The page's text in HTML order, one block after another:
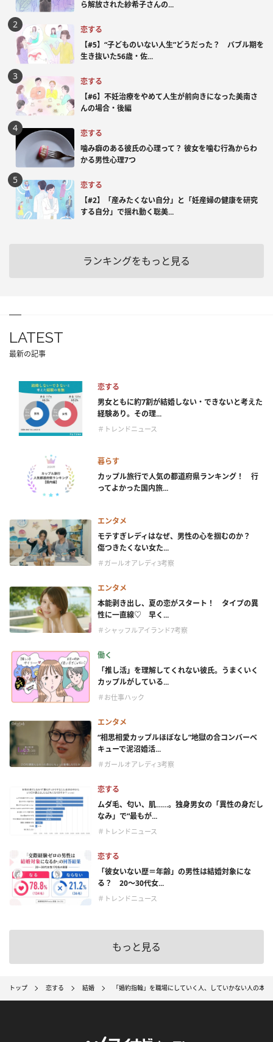
ら解放された紗希子さんの...
恋する
【#5】“子どものいない人生”どうだった？ バブル期を
生き抜いた56歳・佐...
恋する
【#6】不妊治療をやめて人生が前向きになった美南さ
んの場合・後編
恋する
噛み癖のある彼氏の心理って？ 彼女を噛む行為からわ
かる男性心理7つ
恋する
【#2】「産みたくない自分」と「妊産婦の健康を研究
する自分」で揺れ動く聡美...
ランキングをもっと見る
LATEST
最新の記事
恋する
男女ともに約7割が結婚しない・できないと考えた
経験あり。その理...
＃トレンドニュース
暮らす
カップル旅行で人気の都道府県ランキング！ 行
ってよかった国内旅...
エンタメ
モテすぎレディはなぜ、男性の心を掴むのか？
傷つきたくない女た...
＃ガールオアレディ3考察
エンタメ
本能剥き出し、夏の恋がスタート！ タイプの異
性に一直線♡ 早く...
＃シャッフルアイランド7考察
働く
「推し活」を理解してくれない彼氏。うまくいく
カップルがしている...
＃お仕事ハック
エンタメ
“相思相愛カップルほぼなし”地獄の合コンバーベ
キューで泥沼婚活...
＃ガールオアレディ3考察
恋する
ムダ毛、匂い、肌……。独身男女の「異性の身だし
なみ」で“最もが...
＃トレンドニュース
恋する
「彼女いない歴＝年齢」の男性は結婚対象にな
る？ 20〜30代女...
＃トレンドニュース
もっと見る
トップ 恋する 結婚 「婚約指輪」を職場にしていく人、していかない人の本音